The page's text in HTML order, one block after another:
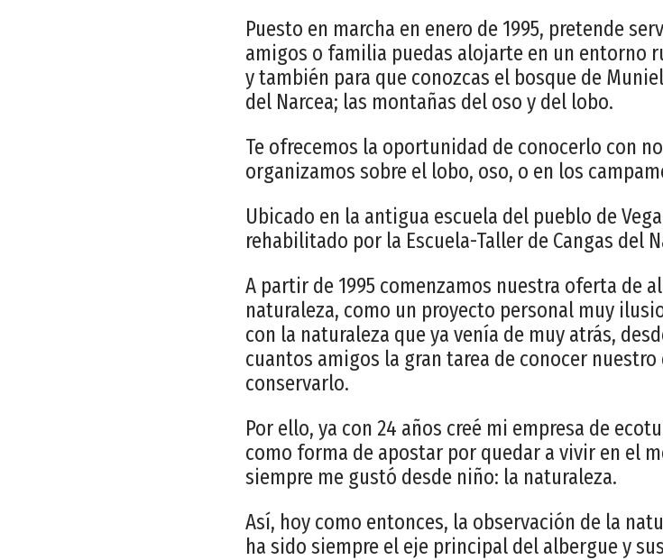
Puesto en marcha en enero de 1995, pretende
amigos o familia puedas alojarte en un entorno
y también para que conozcas el bosque de
del Narcea; las montañas del oso y del lobo.
Te ofrecemos la oportunidad de conocerlo con
organizamos sobre el lobo, oso, o en los
Ubicado en la antigua escuela del pueblo de
rehabilitado por la Escuela-Taller de Cangas del
A partir de 1995 comenzamos nuestra oferta de
naturaleza, como un proyecto personal muy
con la naturaleza que ya venía de muy atrás,
cuantos amigos la gran tarea de conocer
conservarlo.
Por ello, ya con 24 años creé mi empresa de
como forma de apostar por quedar a vivir en el
siempre me gustó desde niño: la naturaleza.
Así, hoy como entonces, la observación de la
ha sido siempre el eje principal del albergue y